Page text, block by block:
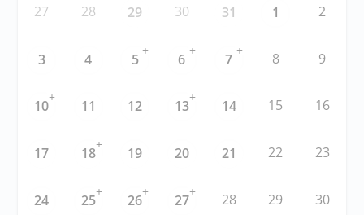
27 28 29 30 31 1 2
3 4 5
+
6
+
7
+ 8 9
10
+
11 12 13
+
14 15 16
17 18
+
19 20 21 22 23
24 25
+
26
+
27
+ 28 29 30